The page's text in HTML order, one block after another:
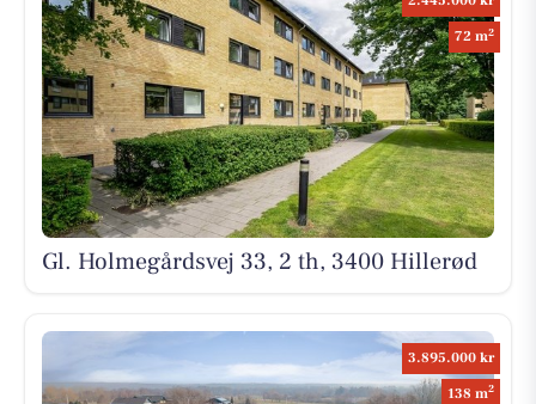
72 m2
Gl. Holmegårdsvej 33, 2 th, 3400 Hillerød
3.895.000 kr
138 m2